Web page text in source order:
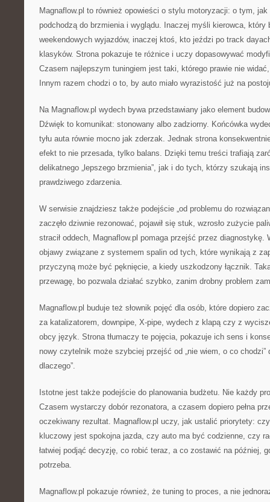
Magnaflow.pl to również opowieści o stylu motoryzacji: o tym, jak
podchodzą do brzmienia i wyglądu. Inaczej myśli kierowca, który
weekendowych wyjazdów, inaczej ktoś, kto jeździ po track
klasyków. Strona pokazuje te różnice i uczy dopasowywać
Czasem najlepszym tuningiem jest taki, którego prawie nie
Innym razem chodzi o to, by auto miało wyrazistość już na
Na Magnaflow.pl wydech bywa przedstawiany jako element
Dźwięk to komunikat: stonowany albo zadziorny. Końcówka
tyłu auta równie mocno jak zderzak. Jednak strona
efekt to nie przesada, tylko balans. Dzięki temu treści trafiają
delikatnego „lepszego brzmienia”, jak i do tych, którzy szukają
prawdziwego zdarzenia.
W serwisie znajdziesz także podejście „od problemu do
zaczęło dziwnie rezonować, pojawił się stuk, wzrosło zużycie
stracił oddech, Magnaflow.pl pomaga przejść przez diagnostykę.
objawy związane z systemem spalin od tych, które wynikają z
przyczyną może być pęknięcie, a kiedy uszkodzony łącznik.
przewagę, bo pozwala działać szybko, zanim drobny problem
Magnaflow.pl buduje też słownik pojęć dla osób, które dopiero
za katalizatorem, downpipe, X-pipe, wydech z klapą czy z
obcy język. Strona tłumaczy te pojęcia, pokazuje ich sens i
nowy czytelnik może szybciej przejść od „nie wiem, o co chodzi”
dlaczego”.
Istotne jest także podejście do planowania budżetu. Nie każdy
Czasem wystarczy dobór rezonatora, a czasem dopiero pełna
oczekiwany rezultat. Magnaflow.pl uczy, jak ustalić priorytety:
kluczowy jest spokojna jazda, czy auto ma być codzienne, czy
łatwiej podjąć decyzję, co robić teraz, a co zostawić na później,
potrzeba.
Magnaflow.pl pokazuje również, że tuning to proces, a nie